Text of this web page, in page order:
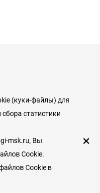
(куки-файлы) для
статистики
msk.ru, Вы
Cookie.
Cookie в
×